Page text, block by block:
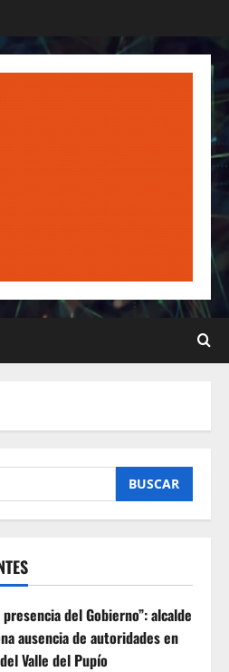
del Gobierno”: alcalde
ausencia de autoridades en
Valle del Pupío